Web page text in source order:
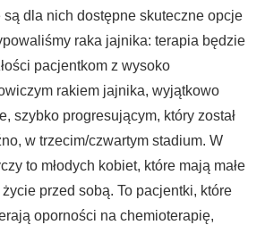
są dla nich dostępne skuteczne opcje
raka jajnika: terapia będzie
pacjentkom z wysoko
rakiem jajnika, wyjątkowo
szybko progresującym, który został
w trzecim/czwartym stadium. W
to młodych kobiet, które mają małe
przed sobą. To pacjentki, które
oporności na chemioterapię,